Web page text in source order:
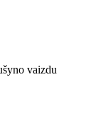
vaizdu